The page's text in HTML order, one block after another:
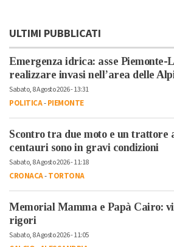
ULTIMI PUBBLICATI
Emergenza idrica: asse Piemonte-
realizzare invasi nell’area delle
Sabato, 8 Agosto 2026 - 13:31
POLITICA-PIEMONTE
Scontro tra due moto e un trattore
centauri sono in gravi condizioni
Sabato, 8 Agosto 2026 - 11:18
CRONACA-TORTONA
Memorial Mamma e Papà Cairo:
rigori
Sabato, 8 Agosto 2026 - 11:05